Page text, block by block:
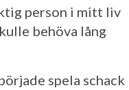
person i mitt liv
behöva lång
spela schack